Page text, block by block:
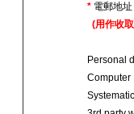
* 電郵地
(用作收
Personal
Computer